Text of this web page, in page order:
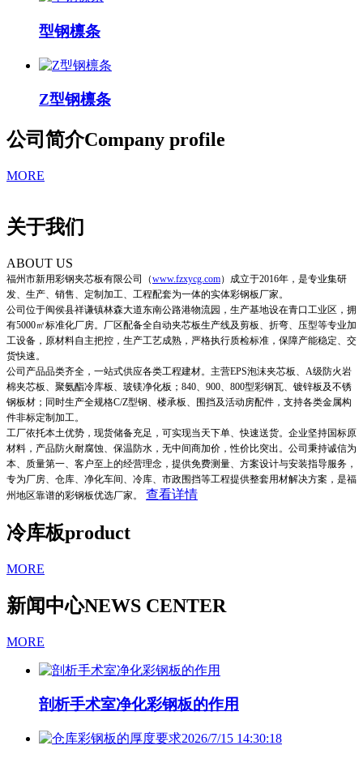
型钢檩条
Z型钢檩条
公司简介Company profile
MORE
关于我们
ABOUT US
福州市新用彩钢夹芯板有限公司 （www.fzxycg.com） 成立于2016年，是专业集研
发、生产、销售、定制加工、工程配套为一体的实体彩钢板厂家。
公司位于闽侯县祥谦镇林森大道东南公路港物流园，生产基地设在青口工业区，拥
有5000㎡标准化厂房。厂区配备全自动夹芯板生产线及剪板、折弯、压型等专业加
工设备，原材料自主把控，生产工艺成熟，严格执行质检标准，保障产能稳定、交
货快速。
公司产品品类齐全，一站式供应各类工程建材。主营EPS泡沫夹芯板、A级防火岩
棉夹芯板、聚氨酯冷库板、玻镁净化板；840、900、800型彩钢瓦、镀锌板及不锈
钢板材；同时生产全规格C/Z型钢、楼承板、围挡及活动房配件，支持各类金属构
件非标定制加工。
工厂依托本土优势，现货储备充足，可实现当天下单、快速送货。企业坚持国标原
材料，产品防火耐腐蚀、保温防水，无中间商加价，性价比突出。公司秉持诚信为
本、质量第一、客户至上的经营理念，提供免费测量、方案设计与安装指导服务，
专为厂房、仓库、净化车间、冷库、市政围挡等工程提供整套用材解决方案，是福
州地区靠谱的彩钢板优选厂家。
查看详情
冷库板product
MORE
新闻中心NEWS CENTER
MORE
剖析手术室净化彩钢板的作用
2026/7/15 14:30:18